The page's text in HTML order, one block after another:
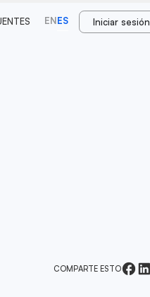
ENES Iniciar sesión
COMPARTE ESTO